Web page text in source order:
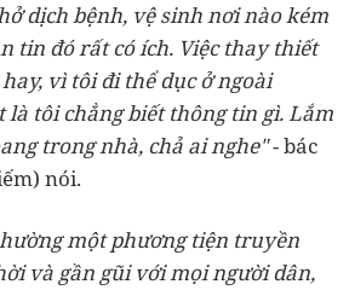
dịch bệnh, vệ sinh nơi nào kém
tin đó rất có ích. Việc thay thiết
vì tôi đi thể dục ở ngoài
là tôi chẳng biết thông tin gì. Lắm
trong nhà, chả ai nghe"- bác
nói.
một phương tiện truyền
và gần gũi với mọi người dân,